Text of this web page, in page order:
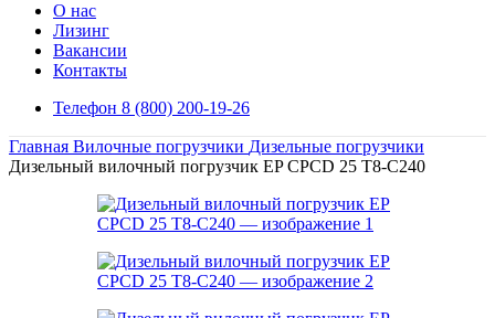
О нас
Лизинг
Вакансии
Контакты
Телефон 8 (800) 200-19-26
Главная Вилочные погрузчики Дизельные погрузчики
Дизельный вилочный погрузчик EP CPCD 25 T8-C240